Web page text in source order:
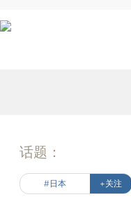
话题：
#日本 +关注